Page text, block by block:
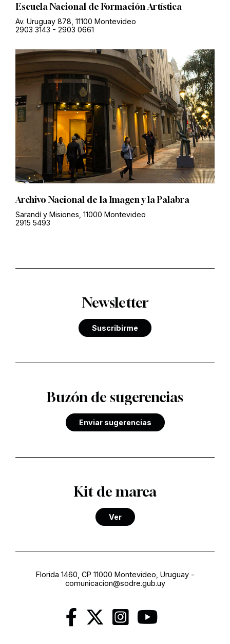
Escuela Nacional de Formación Artística
Av. Uruguay 878, 11100 Montevideo
2903 3143 - 2903 0661
Archivo Nacional de la Imagen y la Palabra
Sarandí y Misiones, 11000 Montevideo
2915 5493
Newsletter
Suscribirme
Buzón de sugerencias
Enviar sugerencias
Kit de marca
Ver
Florida 1460, CP 11000 Montevideo, Uruguay-
comunicacion@sodre.gub.uy